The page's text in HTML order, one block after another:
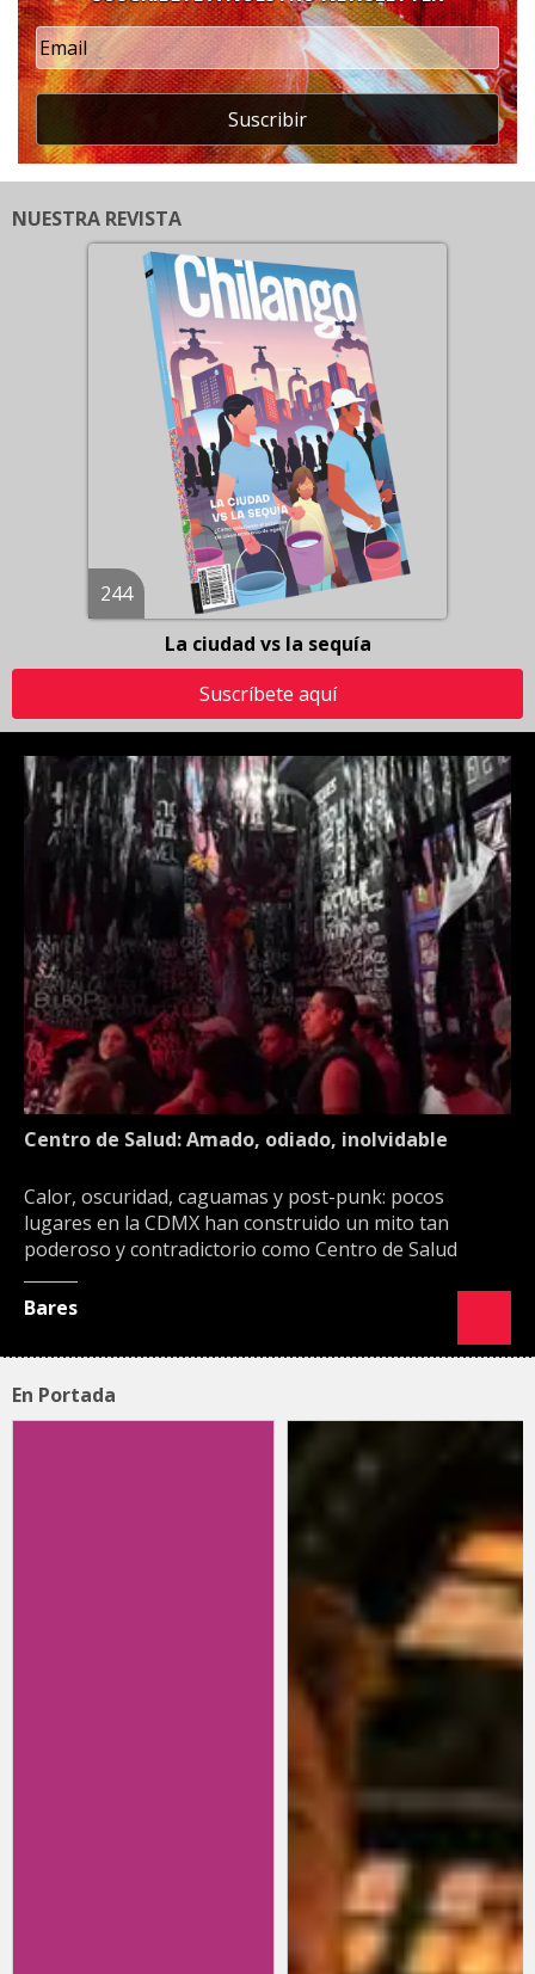
Suscribir
NUESTRA REVISTA
244
La ciudad vs la sequía
Suscríbete aquí
Centro de Salud: Amado, odiado, inolvidable
Calor, oscuridad, caguamas y post-punk: pocos
lugares en la CDMX han construido un mito tan
poderoso y contradictorio como Centro de Salud
Bares
En Portada